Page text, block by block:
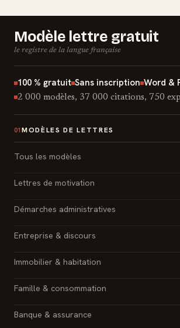
Modèle lettre gratuit
le registre de la langue française
100 % gratuit Sans inscription Word &
2 000 modèles, 37 000 citations, 750
01 MODÈLES DE LETTRES
Tous les modèles
Lettres de motivation
Démarches administratives
Entreprise & discours
Immobilier & habitation
Famille & consommation
Banque & assurance